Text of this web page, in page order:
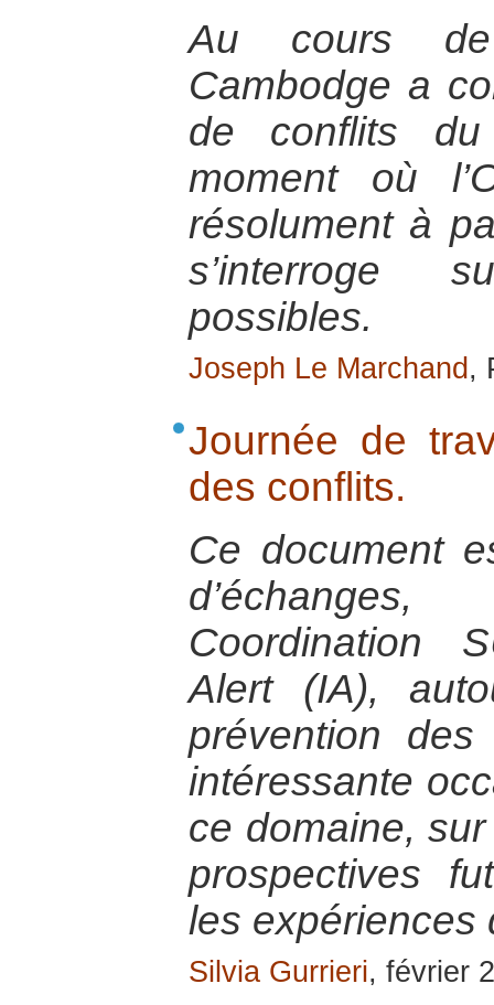
Au cours
Cambodge a
de conflits
moment où
résolument à
s’interroge
possibles.
Joseph Le Marchand ,
Journée de
des conflits.
Ce document
Coordination
Alert (IA),
prévention
intéressante
ce domaine,
prospectives
les expériences
Silvia Gurrieri, février